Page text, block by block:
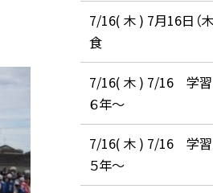
7/16( 木 ) 7月16日（
食
7/16( 木 ) 7/16 学
６年～
7/16( 木 ) 7/16 学
５年～